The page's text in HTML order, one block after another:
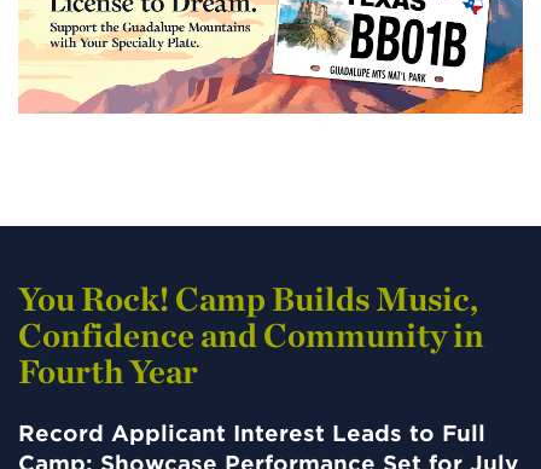
You Rock! Camp Builds Music,
Confidence and Community in
Fourth Year
Record Applicant Interest Leads to Full